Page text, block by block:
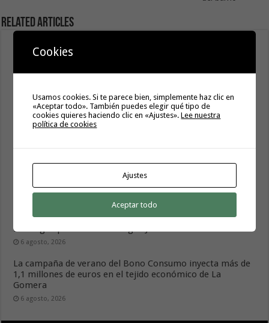
Related Articles
El Cabildo abre a la ciudadanía la elaboración del Plan
Estratégico de Igualdad y Políticas de Género 2027-2030
Hermigua presenta «Hermigua Joven III»
6 agosto, 2026
La campaña de verano del Bono Consumo inyecta más de
1,1 millones de euros en el tejido económico de La
Gomera
6 agosto, 2026
Cookies
Usamos cookies. Si te parece bien, simplemente haz clic en
«Aceptar todo». También puedes elegir qué tipo de
cookies quieres haciendo clic en «Ajustes».Lee nuestra
política de cookies
Ajustes
Aceptar todo